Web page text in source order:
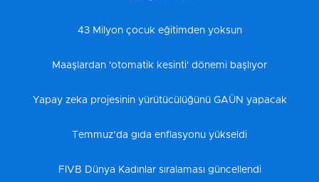
43 Milyon çocuk eğitimden yoksun
Maaşlardan 'otomatik kesinti' dönemi başlıyor
Yapay zeka projesinin yürütücülüğünü GAÜN yapacak
Temmuz’da gıda enflasyonu yükseldi
FIVB Dünya Kadınlar sıralaması güncellendi